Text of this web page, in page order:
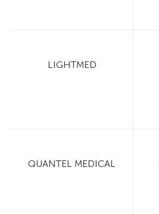
LIGHTMED
QUANTEL MEDICAL